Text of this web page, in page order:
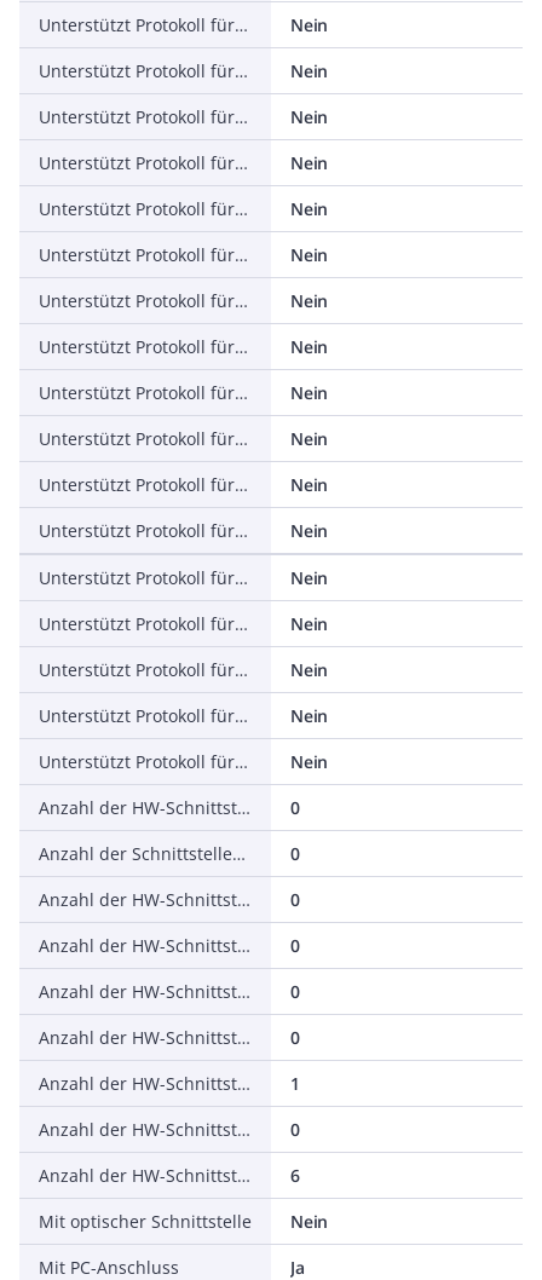
Unterstützt Protokoll für KNX
Nein
Unterstützt Protokoll für Modbus
Nein
Unterstützt Protokoll für Data-Highway
Nein
Unterstützt Protokoll für DeviceNet
Nein
Unterstützt Protokoll für SUCONET
Nein
Unterstützt Protokoll für LON
Nein
Unterstützt Protokoll für PROFINET IO
Nein
Unterstützt Protokoll für PROFINET CBA
Nein
Unterstützt Protokoll für SERCOS
Nein
Unterstützt Protokoll für Foundation Fieldbus
Nein
Unterstützt Protokoll für EtherNet/IP
Nein
Unterstützt Protokoll für AS-Interface Safety at Work
Nein
Unterstützt Protokoll für DeviceNet Safety
Nein
Unterstützt Protokoll für INTERBUS-Safety
Nein
Unterstützt Protokoll für PROFIsafe
Nein
Unterstützt Protokoll für SafetyBUS p
Nein
Unterstützt Protokoll für sonstige Bussysteme
Nein
Anzahl der HW-Schnittstellen Industrial Ethernet
0
Anzahl der Schnittstellen PROFINET
0
Anzahl der HW-Schnittstellen seriell RS-232
0
Anzahl der HW-Schnittstellen seriell RS-422
0
Anzahl der HW-Schnittstellen seriell RS-485
0
Anzahl der HW-Schnittstellen seriell TTY
0
Anzahl der HW-Schnittstellen USB
1
Anzahl der HW-Schnittstellen parallel
0
Anzahl der HW-Schnittstellen sonstige
6
Mit optischer Schnittstelle
Nein
Mit PC-Anschluss
Ja